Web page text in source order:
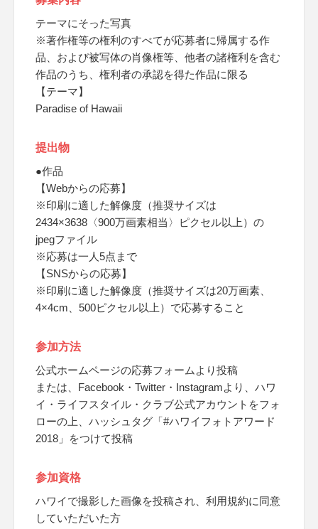
テーマにそった写真
※著作権等の権利のすべてが応募者に帰属する作
品、および被写体の肖像権等、他者の諸権利を含む
作品のうち、権利者の承認を得た作品に限る
【テーマ】
Paradise of Hawaii
提出物
●作品
【Webからの応募】
※印刷に適した解像度（推奨サイズは
2434×3638〈900万画素相当〉ピクセル以上）の
jpegファイル
※応募は一人5点まで
【SNSからの応募】
※印刷に適した解像度（推奨サイズは20万画素、
4×4cm、500ピクセル以上）で応募すること
参加方法
公式ホームページの応募フォームより投稿
または、Facebook・Twitter・Instagramより、ハワ
イ・ライフスタイル・クラブ公式アカウントをフォ
ローの上、ハッシュタグ「#ハワイフォトアワード
2018」をつけて投稿
参加資格
ハワイで撮影した画像を投稿され、利用規約に同意
していただいた方